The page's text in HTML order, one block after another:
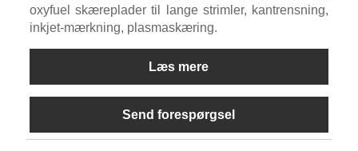
oxyfuel skæreplader til lange strimler, kantrensning,
inkjet-mærkning, plasmaskæring.
Læs mere
Send forespørgsel